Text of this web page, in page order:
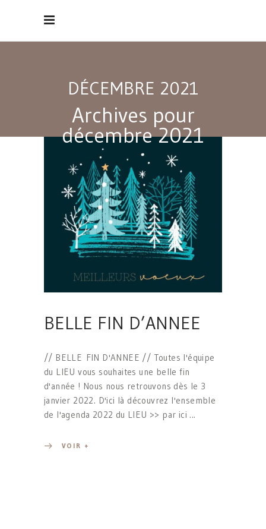
DÉCEMBRE 2021
Archives pour
décembre 2021
BELLE FIN D’ANNEE
// BELLE FIN D'ANNEE // Toutes l'équipe
du LIEU vous souhaites une belle fin
d'année ! Nous nous retrouvons dès le 3
janvier 2022. D'ici là découvrez l'ensemble
de l'agenda 2022 du LIEU >> par ici
VOIR +